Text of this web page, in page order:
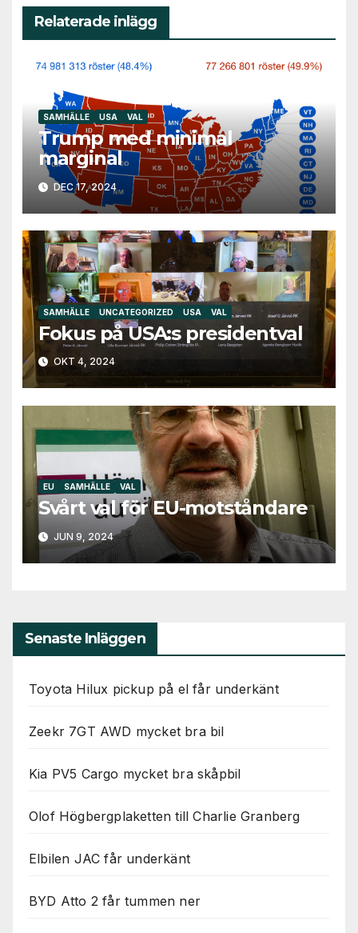
Relaterade inlägg
SAMHÄLLE USA VAL
Trump med minimal
marginal
DEC 17, 2024
SAMHÄLLE UNCATEGORIZED USA VAL
Fokus på USA:s presidentval
OKT 4, 2024
EU SAMHÄLLE VAL
Svårt val för EU-motståndare
JUN 9, 2024
Senaste Inläggen
Toyota Hilux pickup på el får underkänt
Zeekr 7GT AWD mycket bra bil
Kia PV5 Cargo mycket bra skåpbil
Olof Högbergplaketten till Charlie Granberg
Elbilen JAC får underkänt
BYD Atto 2 får tummen ner